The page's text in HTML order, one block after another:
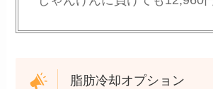
脂肪冷却オプション